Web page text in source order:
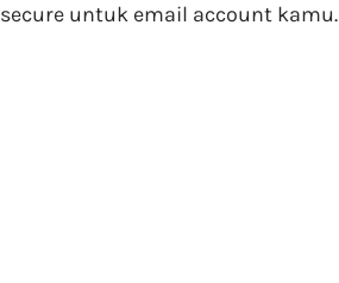
secure untuk email account kamu.